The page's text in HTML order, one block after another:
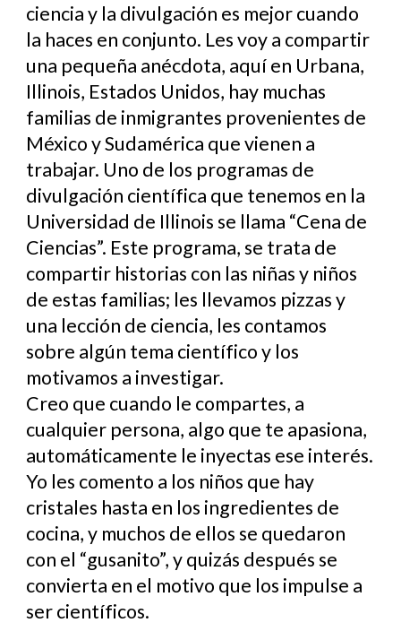
ciencia y la divulgación es mejor cuando
la haces en conjunto. Les voy a compartir
una pequeña anécdota, aquí en Urbana,
Illinois, Estados Unidos, hay muchas
familias de inmigrantes provenientes de
México y Sudamérica que vienen a
trabajar. Uno de los programas de
divulgación científica que tenemos en la
Universidad de Illinois se llama “Cena de
Ciencias”. Este programa, se trata de
compartir historias con las niñas y niños
de estas familias; les llevamos pizzas y
una lección de ciencia, les contamos
sobre algún tema científico y los
motivamos a investigar.
Creo que cuando le compartes, a
cualquier persona, algo que te apasiona,
automáticamente le inyectas ese interés.
Yo les comento a los niños que hay
cristales hasta en los ingredientes de
cocina, y muchos de ellos se quedaron
con el “gusanito”, y quizás después se
convierta en el motivo que los impulse a
ser científicos.